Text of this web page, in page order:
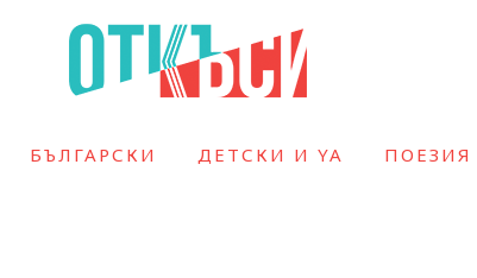
БЪЛГАРСКИ ДЕТСКИ И YA ПОЕЗИЯ